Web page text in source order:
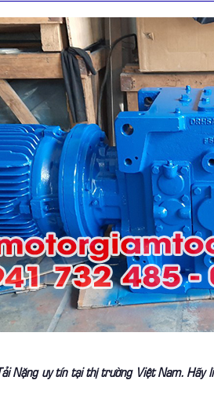
Nặng uy tín tại thị trường Việt Nam.